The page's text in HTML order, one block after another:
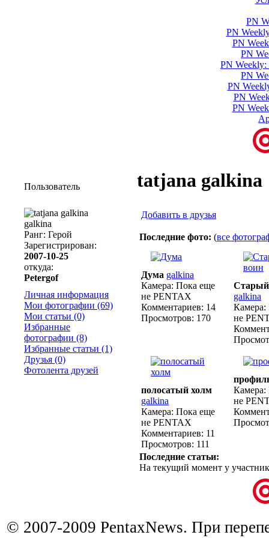
PN
PN
PN
PN
PN
PN
PN
PN
PN
Пользователь tatjana galkina
galkina
Ранг: Герой
Зарегистрирован:
2007-10-25
откуда:
Petergof
Личная информация
Мои фотографии (69)
Мои статьи (0)
Избранные
фотографии (8)
Избранные статьи (1)
Друзья (0)
Фотолента друзей
Добавить в друзья
Последние фото: (все
Дума galkina
Камера: Пока еще
не PENTAX
Комментариев: 14
Просмотров: 170
galkina
Камера:
не
полосатый холм
galkina
Камера: Пока еще
не PENTAX
Комментариев: 11
Просмотров: 111
Камера:
не
Последние статьи:
На текущий момент у
© 2007-2009 PentaxNews. При